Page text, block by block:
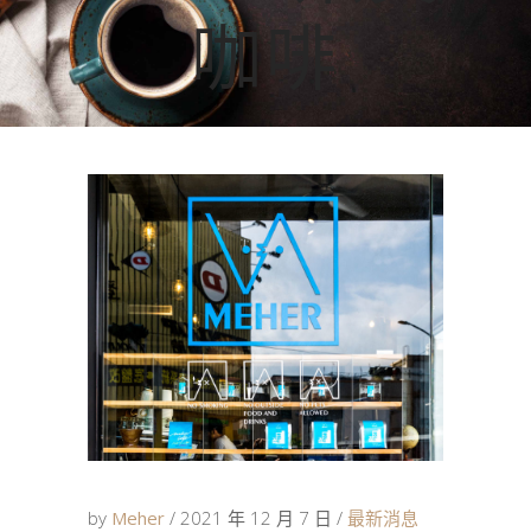
咖啡
by Meher 2021 年 12 月 7 日 最新消息